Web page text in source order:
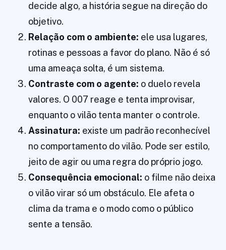
decide algo, a história segue na direção do
objetivo.
Relação com o ambiente: ele usa lugares,
rotinas e pessoas a favor do plano. Não é só
uma ameaça solta, é um sistema.
Contraste com o agente: o duelo revela
valores. O 007 reage e tenta improvisar,
enquanto o vilão tenta manter o controle.
Assinatura: existe um padrão reconhecível
no comportamento do vilão. Pode ser estilo,
jeito de agir ou uma regra do próprio jogo.
Consequência emocional: o filme não deixa
o vilão virar só um obstáculo. Ele afeta o
clima da trama e o modo como o público
sente a tensão.